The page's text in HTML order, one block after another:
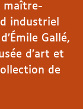
maître-
industriel
Gallé,
d’art et
de